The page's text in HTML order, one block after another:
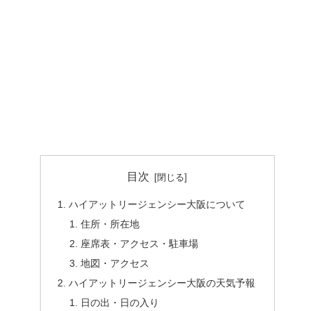
目次
ハイアットリージェンシー大阪について
住所・所在地
座席表・アクセス・駐車場
地図・アクセス
ハイアットリージェンシー大阪の天気予報
日の出・日の入り